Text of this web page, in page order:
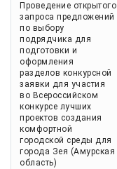
Проведение открытого
запроса предложений
по выбору
подрядчика для
подготовки и
оформления
разделов конкурсной
заявки для участия
во Всероссийском
конкурсе лучших
проектов создания
комфортной
городской среды для
города Зея (Амурская
область)